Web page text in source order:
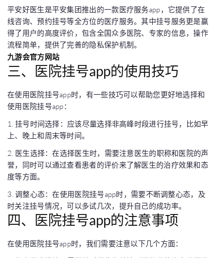
平安好医生是平安集团推出的一款医疗服务app，它提供了在
线咨询、预约挂号等全方位的医疗服务。其中挂号服务更是赢
得了用户的高度评价，包含全国众多医院、专家的信息，操作
流程简单，提供了完善的隐私保护机制。
九游会官方网站
三、医院挂号app的使用技巧
在使用医院挂号app时，有一些技巧可以帮助您更好地选择和
使用医院挂号app：
1. 挂号时间选择：应该尽量选择非高峰时段进行挂号，比如早
上、晚上和周末等时间。
2. 医生选择：在选择医生时，需要注意医生的职称和医院的声
誉，同时可以通过查看患者的评价来了解医生的治疗效果和态
度等方面。
3. 调整心态：在使用医院挂号app时，需要不断调整心态，及
时关注挂号情况，可以多试几次，提升自己的成功率。
四、医院挂号app的注意事项
在使用医院挂号app时，我们需要注意以下几个方面：